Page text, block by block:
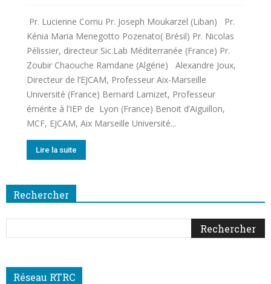
Pr. Lucienne Cornu Pr. Joseph Moukarzel (Liban) Pr.
Kénia Maria Menegotto Pozenato( Brésil) Pr. Nicolas
Pélissier, directeur Sic.Lab Méditerranée (France) Pr.
Zoubir Chaouche Ramdane (Algérie) Alexandre Joux,
Directeur de l’EJCAM, Professeur Aix-Marseille
Université (France) Bernard Lamizet, Professeur
émérite à l’IEP de Lyon (France) Benoit d’Aiguillon,
MCF, EJCAM, Aix Marseille Université...
Lire la suite
Rechercher
Réseau RTRC